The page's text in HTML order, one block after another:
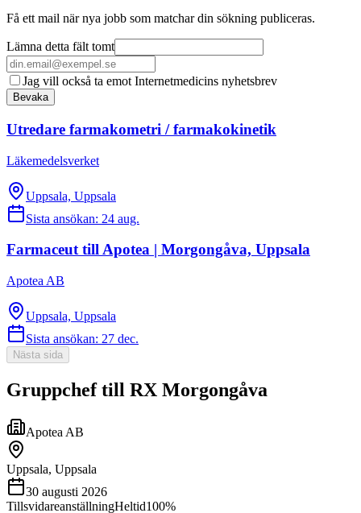
Få ett mail när nya jobb som matchar din sökning publiceras.
Lämna detta fält tomt
Jag vill också ta emot Internetmedicins nyhetsbrev
Bevaka
Utredare farmakometri / farmakokinetik
Läkemedelsverket
Uppsala, Uppsala
Sista ansökan: 24 aug.
Farmaceut till Apotea | Morgongåva, Uppsala
Apotea AB
Uppsala, Uppsala
Sista ansökan: 27 dec.
Nästa sida
Gruppchef till RX Morgongåva
Apotea AB
Uppsala, Uppsala
30 augusti 2026
TillsvidareanställningHeltid100%